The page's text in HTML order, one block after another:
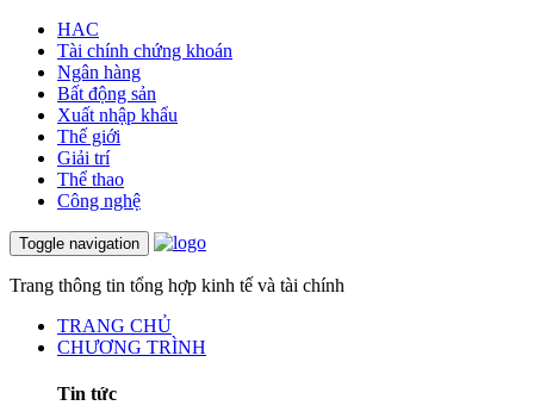
HAC
Tài chính chứng khoán
Ngân hàng
Bất động sản
Xuất nhập khẩu
Thế giới
Giải trí
Thể thao
Công nghệ
Toggle navigation
Trang thông tin tổng hợp kinh tế và tài chính
TRANG CHỦ
CHƯƠNG TRÌNH
Tin tức